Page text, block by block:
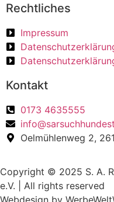
Rechtliches
Impressum
Kontakt
0173 4635555
Oelmühlenweg 2,
Copyright © 2025 S. A.
e.V. | All rights reserved
Webdesign by